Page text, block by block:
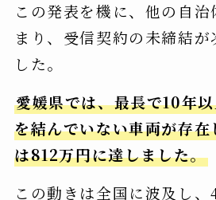
この発表を機に、他の自
まり、受信契約の未締結が
した。
愛媛県では、最長で10年
を結んでいない車両が存
は812万円に達しました。
この動きは全国に波及し